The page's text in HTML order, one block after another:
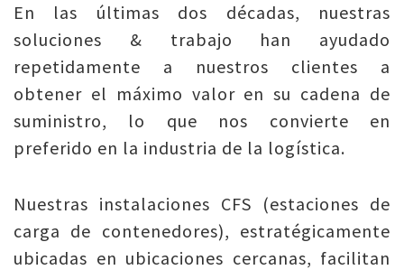
En las últimas dos décadas, nuestras
soluciones & trabajo han ayudado
repetidamente a nuestros clientes a
obtener el máximo valor en su cadena de
suministro, lo que nos convierte en
preferido en la industria de la logística.
Nuestras instalaciones CFS (estaciones de
carga de contenedores), estratégicamente
ubicadas en ubicaciones cercanas, facilitan